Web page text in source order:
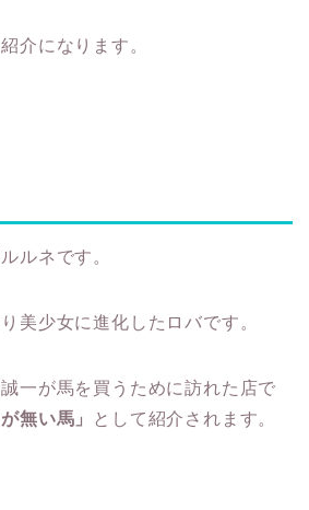
介になります。
ルネです。
美少女に進化したロバです。
一が馬を買うために訪れた店で
無い馬」
として紹介されます。